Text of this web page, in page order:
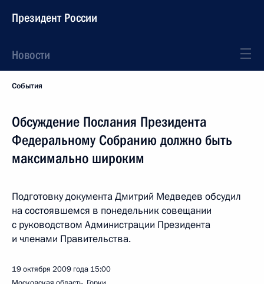
Президент России
Новости
События
Обсуждение Послания Президента
Федеральному Собранию должно быть
максимально широким
Подготовку документа Дмитрий Медведев обсудил
на состоявшемся в понедельник совещании
с руководством Администрации Президента
и членами Правительства.
19 октября 2009 года 15:00